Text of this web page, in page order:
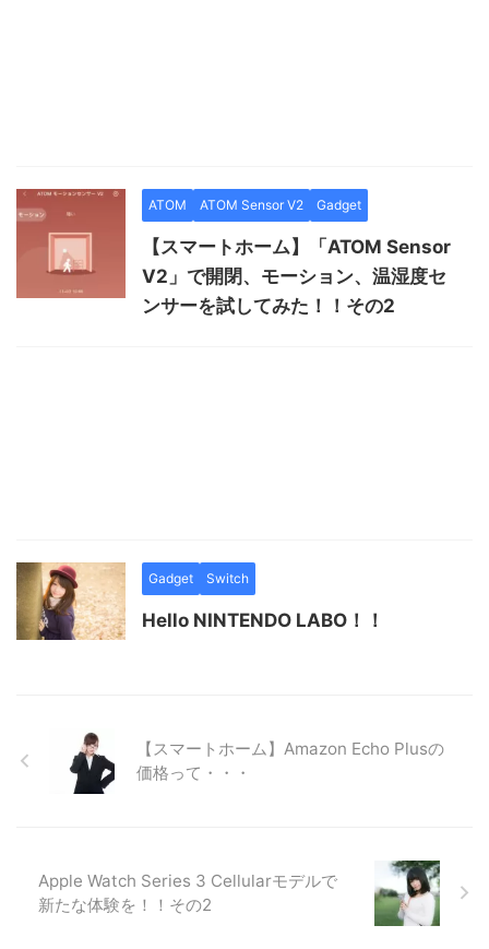
ATOM ATOM Sensor V2 Gadget
【スマートホーム】「ATOM Sensor
V2」で開閉、モーション、温湿度セ
ンサーを試してみた！！その2
Gadget Switch
Hello NINTENDO LABO！！
【スマートホーム】Amazon Echo Plusの
価格って・・・
Apple Watch Series 3 Cellularモデルで
新たな体験を！！その2